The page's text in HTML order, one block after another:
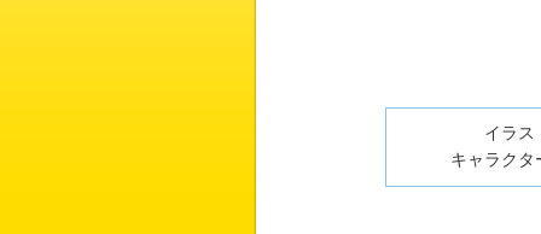
イラス
キャラクタ